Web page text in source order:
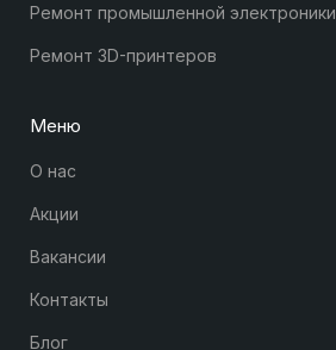
Ремонт промышленной электроники
Ремонт 3D-принтеров
Меню
О нас
Акции
Вакансии
Контакты
Блог